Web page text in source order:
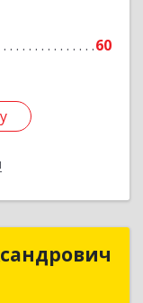
60
Подробнее